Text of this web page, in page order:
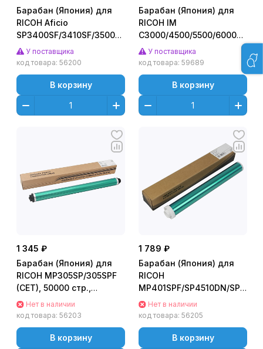
Барабан (Япония) для
RICOH Aficio
SP3400SF/3410SF/3500SF/3510SF
(CET), 10000 стр.,
CET6059N
У поставщика
код товара: 56200
В корзину
Барабан (Япония) для
RICOH IM
C3000/4500/5500/6000
(CET) CMYK, CET101036U
У поставщика
код товара: 59689
В корзину
1 345 ₽
Барабан (Япония) для
RICOH MP305SP/305SPF
(CET), 50000 стр.,
CET101069
Нет в наличии
код товара: 56203
В корзину
1 789 ₽
Барабан (Япония) для
RICOH
MP401SPF/SP4510DN/
(CET), 40000 стр.,
CET6228
Нет в наличии
код товара: 56205
В корзину